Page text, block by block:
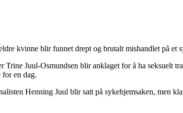
kvinne blir funnet drept og brutalt mishandlet på
Trine Juul-Osmundsen blir anklaget for å ha seksuelt
for en dag.
Henning Juul blir satt på sykehjemsaken, men